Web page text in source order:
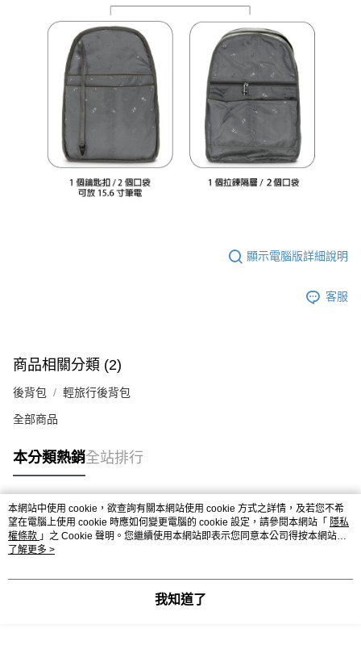
顯示電腦版詳細說明
客服
商品相關分類 (2)
後背包 輕旅行後背包
全部商品
本分類熱銷全站排行
熱門標籤
本網站中使用 cookie，欲查詢有關本網站使用 cookie 方式之詳情，及若您不希
望在電腦上使用 cookie 時應如何變更電腦的 cookie 設定，請參閱本網站「 隱私
權條款 」之 Cookie 聲明。您繼續使用本網站即表示您同意本公司得按本網站使
用條款之 Cookie 聲明使用 cookie。
了解更多 >
我知道了